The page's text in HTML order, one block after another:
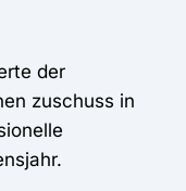
der
zuschuss in